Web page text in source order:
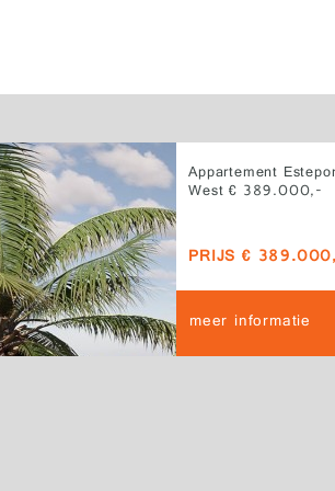
Appartement
West € 389.000,-
PRIJS €
meer informatie